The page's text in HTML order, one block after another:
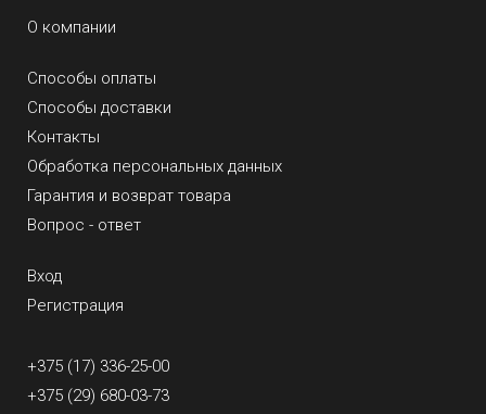
О компании
Способы оплаты
Способы доставки
Контакты
Обработка персональных данных
Гарантия и возврат товара
Вопрос - ответ
Вход
Регистрация
+375 (17) 336-25-00
+375 (29) 680-03-73